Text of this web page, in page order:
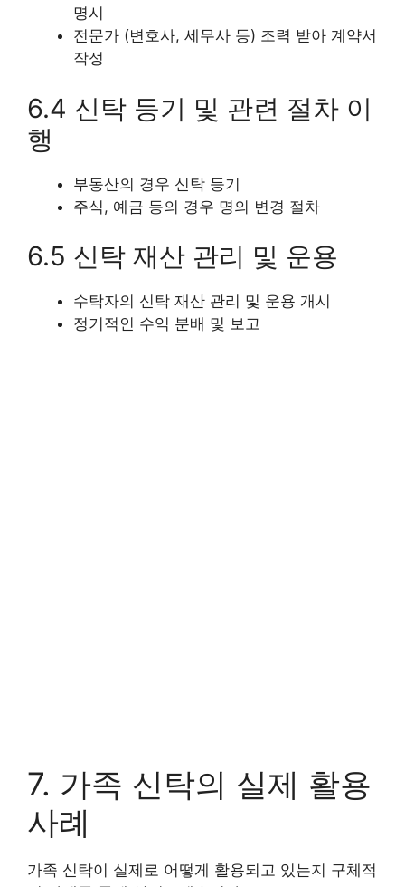
명시
전문가 (변호사, 세무사 등) 조력 받아 계약서
작성
6.4 신탁 등기 및 관련 절차 이
행
부동산의 경우 신탁 등기
주식, 예금 등의 경우 명의 변경 절차
6.5 신탁 재산 관리 및 운용
수탁자의 신탁 재산 관리 및 운용 개시
정기적인 수익 분배 및 보고
7. 가족 신탁의 실제 활용
사례
가족 신탁이 실제로 어떻게 활용되고 있는지 구체적